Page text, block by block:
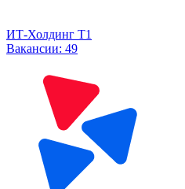
ИТ-Холдинг Т1
Вакансии: 49